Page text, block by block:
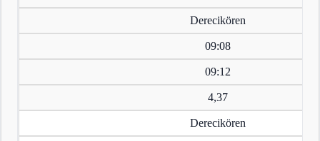
Derecikören
09:08
09:12
4,37
Derecikören